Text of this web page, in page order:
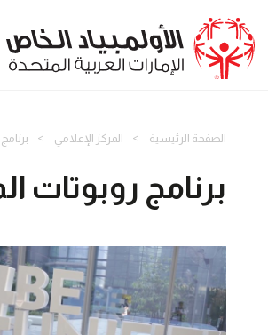
الصفحة الرئيسية المركز الإعلامي برنامج
برنامج روبوتات الموحدة